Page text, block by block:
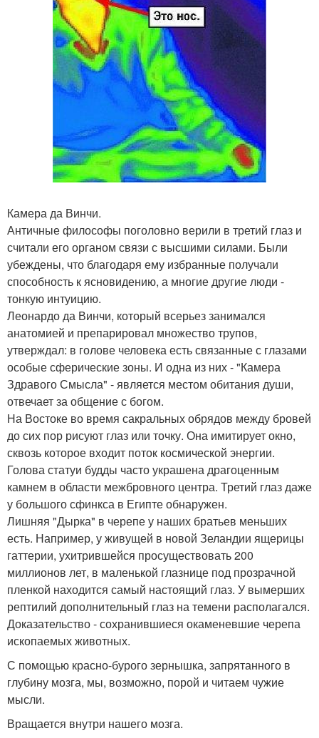
Камера да Винчи.
Античные философы поголовно верили в третий глаз и
считали его органом связи с высшими силами. Были
убеждены, что благодаря ему избранные получали
способность к ясновидению, а многие другие люди -
тонкую интуицию.
Леонардо да Винчи, который всерьез занимался
анатомией и препарировал множество трупов,
утверждал: в голове человека есть связанные с глазами
особые сферические зоны. И одна из них - "Камера
Здравого Смысла" - является местом обитания души,
отвечает за общение с богом.
На Востоке во время сакральных обрядов между бровей
до сих пор рисуют глаз или точку. Она имитирует окно,
сквозь которое входит поток космической энергии.
Голова статуи будды часто украшена драгоценным
камнем в области межбровного центра. Третий глаз даже
у большого сфинкса в Египте обнаружен.
Лишняя "Дырка" в черепе у наших братьев меньших
есть. Например, у живущей в новой Зеландии ящерицы
гаттерии, ухитрившейся просуществовать 200
миллионов лет, в маленькой глазнице под прозрачной
пленкой находится самый настоящий глаз. У вымерших
рептилий дополнительный глаз на темени располагался.
Доказательство - сохранившиеся окаменевшие черепа
ископаемых животных.
С помощью красно-бурого зернышка, запрятанного в
глубину мозга, мы, возможно, порой и читаем чужие
мысли.
Вращается внутри нашего мозга.